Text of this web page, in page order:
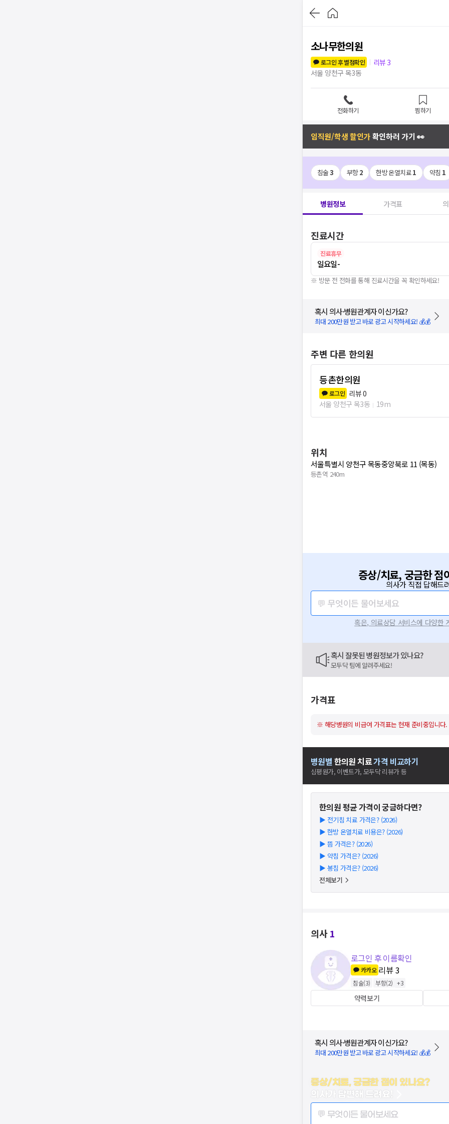
소나무한의원
로그인 후 별점확인
리뷰 3
서울 양천구 목3동
전화하기 찜하기
임직원/학생 할인가확인하러 가기 👀
침술3 부항2 한방 온열치료1 약침 1
병원정보 가격표
진료시간
진료휴무
일요일-
※ 방문 전 전화를 통해 진료시간을 꼭 확인하세요!
혹시 의사·병원관계자 이신가요?
최대 200만원 받고 바로 광고 시작하세요! 💰💰
주변 다른 한의원
등촌한의원
로그인 리뷰0
서울 양천구 목3동
19m
위치
서울특별시 양천구 목동중앙북로 11 (목동)
등촌역 240m
증상/치료, 궁금한 점
의사가 직접 답해드
💬 무엇이든 물어보세요
혹은, 의료상담 서비스에 다양한
혹시 잘못된 병원정보가 있나요?
모두닥 팀에 알려주세요!
가격표
※ 해당병원의 비급여 가격표는 현재 준비중입니다.
병원별 한의원치료가격 비교하기
심평원가, 이벤트가, 모두닥 리뷰가 등
한의원평균 가격이 궁금하다면?
▶ 전기침 치료 가격은? (2026)
▶ 한방 온열치료 비용은? (2026)
▶ 뜸 가격은? (2026)
▶ 약침 가격은? (2026)
▶ 봉침 가격은? (2026)
전체보기
의사1
로그인 후 이름확인
카카오 리뷰3
침술(3) 부항(2) +3
약력보기
혹시 의사·병원관계자 이신가요?
최대 200만원 받고 바로 광고 시작하세요! 💰💰
증상/치료, 궁금한 점이 있나요?
의사가 답변해 드려요!
💬 무엇이든 물어보세요